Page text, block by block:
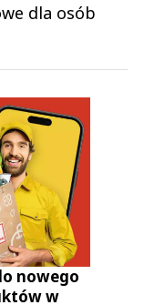
dla osób
nowego
w